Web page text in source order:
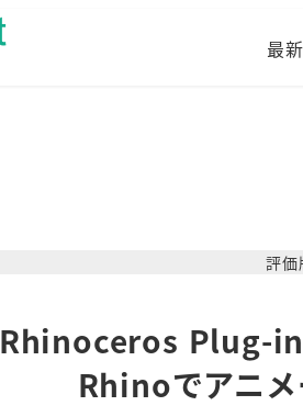
最
評価
Rhinoceros Plug-in
Rhinoでアニメ